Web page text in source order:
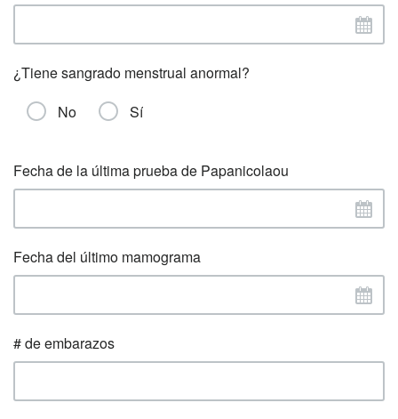
¿Tiene sangrado menstrual anormal?
No
Sí
Fecha de la última prueba de Papanicolaou
Fecha del último mamograma
# de embarazos